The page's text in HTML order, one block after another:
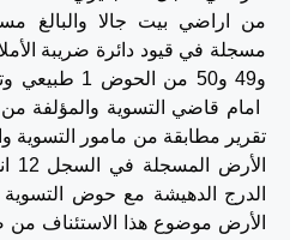
و49 و50 من
تقرير مطابقة من مامور التسوية
الأرض موضوع هذا الاستئناف